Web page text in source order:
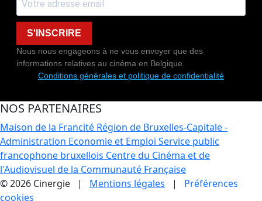
S'INSCRIRE
Nous nous engageons à ne vous envoyer que des
informations relatives au cinéma en Belgique.
Conditions générales et politique de confidentialité
NOS PARTENAIRES
Maison de la Francité Région de Bruxelles-Capitale -
Administration Economie et Emploi Service public
francophone bruxellois Centre du Cinéma et de
l'Audiovisuel de la Communauté Française
© 2026 Cinergie | Mentions légales | Préférences
cookies